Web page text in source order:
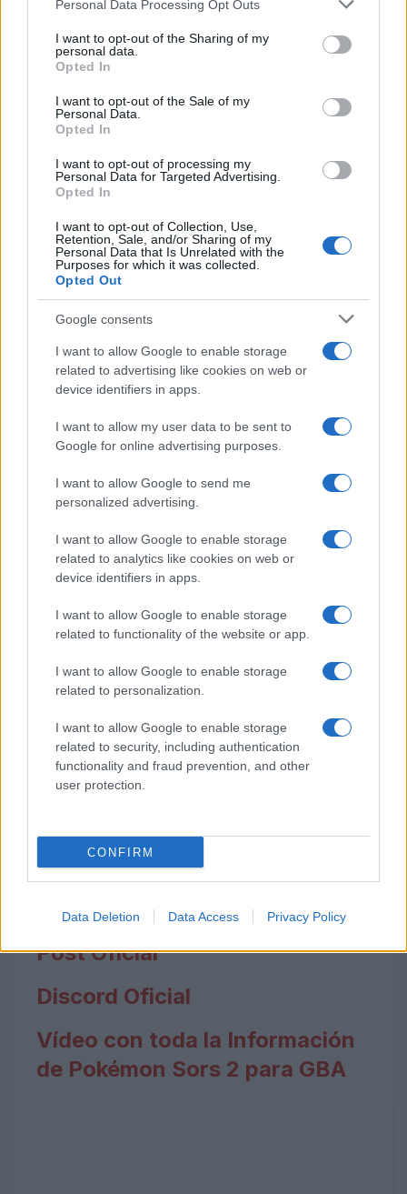
not limited to your visit or usage behaviour. You may click to
grant or deny consent to Google and its third-party tags to
use your data for below specified purposes in below Google
consent section.
Personal Data Processing Opt Outs
I want to opt-out of the Sharing of my
personal data.
Opted In
I want to opt-out of the Sale of my
Personal Data.
Opted In
I want to opt-out of processing my
Personal Data for Targeted Advertising.
Opted In
I want to opt-out of Collection, Use,
Retention, Sale, and/or Sharing of my
Personal Data that Is Unrelated with the
Purposes for which it was collected.
Opted Out
Google consents
I want to allow Google to enable storage
related to advertising like cookies on web or
device identifiers in apps.
I want to allow my user data to be sent to
Google for online advertising purposes.
I want to allow Google to send me
personalized advertising.
I want to allow Google to enable storage
related to analytics like cookies on web or
device identifiers in apps.
I want to allow Google to enable storage
related to functionality of the website or app.
I want to allow Google to enable storage
related to personalization.
I want to allow Google to enable storage
related to security, including authentication
functionality and fraud prevention, and other
user protection.
CONFIRM
Data Deletion Data Access Privacy Policy
Fuente Oficial del Hack
Rom
Post Oficial
Discord Oficial
Vídeo con toda la Información
de Pokémon Sors 2 para GBA